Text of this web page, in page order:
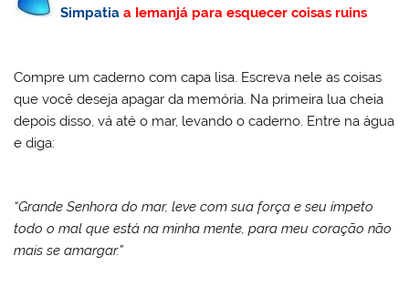
Simpatia a Iemanjá para esquecer coisas ruins
Compre um caderno com capa lisa. Escreva nele as coisas
que você deseja apagar da memória. Na primeira lua cheia
depois disso, vá até o mar, levando o caderno. Entre na água
e diga:
“Grande Senhora do mar, leve com sua força e seu ímpeto
todo o mal que está na minha mente, para meu coração não
mais se amargar.”